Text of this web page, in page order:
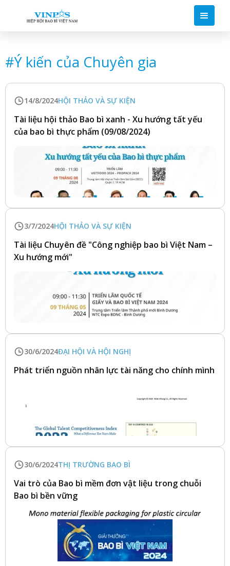
#Ý kiến của Chuyên gia
14/8/2024HỘI THẢO VÀ SỰ KIỆN
Tài liệu hội thảo Bao bì xanh - Xu hướng tất yếu
của bao bì thực phẩm (09/08/2024)
3/7/2024HỘI THẢO VÀ SỰ KIỆN
Tài liệu Chuyên đề "Công nghiệp bao bì Việt Nam –
Xu hướng mới"
30/6/2024ĐẠI HỘI VÀ HỘI NGHỊ
Phát triển nguồn nhân lực tài năng cho chính mình
30/6/2024THỊ TRƯỜNG BAO BÌ
Vai trò của Bao bì mềm đơn vật liệu trong chuỗi
Bao bì bền vững